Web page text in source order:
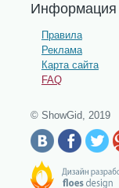
Информация
Правила
Реклама
Карта сайта
FAQ
© ShowGid, 2019